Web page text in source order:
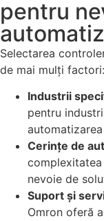
pentru
Selectarea
de mai mulți factori:
Industrii
pentru
Cerințe de
nevoie de
Suport și
Omron oferă